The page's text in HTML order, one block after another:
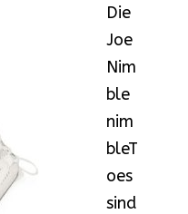
Die
Joe
Nim
ble
nim
bleT
oes
sind